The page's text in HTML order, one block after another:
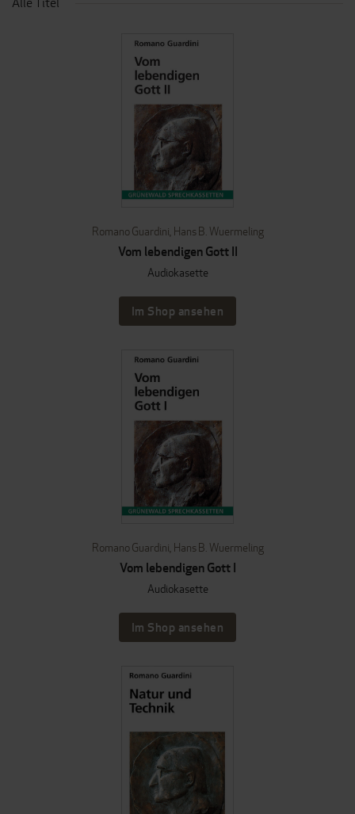
Romano Guardini, Hans B. Wuermeling
Vom lebendigen Gott II
Audiokasette
Im Shop ansehen
Romano Guardini, Hans B. Wuermeling
Vom lebendigen Gott I
Audiokasette
Im Shop ansehen